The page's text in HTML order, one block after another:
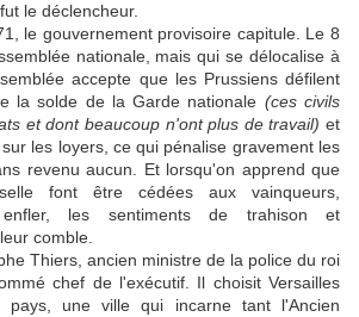
le déclencheur.
le gouvernement provisoire capitule. Le 8
nationale, mais qui se délocalise à
accepte que les Prussiens défilent
la solde de la Garde nationale (ces civils
et dont beaucoup n'ont plus de travail) et
les loyers, ce qui pénalise gravement les
revenu aucun. Et lorsqu'on apprend que
font être cédées aux vainqueurs,
enfler, les sentiments de trahison et
comble.
Thiers, ancien ministre de la police du roi
chef de l'exécutif. Il choisit Versailles
pays, une ville qui incarne tant l'Ancien